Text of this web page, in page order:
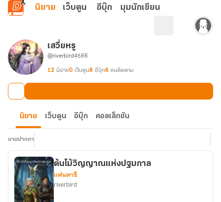
ข้ามไปยังเนื้อหาหลัก
นิยาย เว็บตูน อีบุ๊ก มุมนักเขียน
เสวี่ยหรู
@riverbird4566
12 นิยาย0 เว็บตูน8 อีบุ๊ก6 คนติดตาม
นิยาย เว็บตูน อีบุ๊ก คอลเล็กชัน
นามปากกา
ต้นไม้วิญญาณแห่งปฐมกาล
แฟนตาซี
riverbird